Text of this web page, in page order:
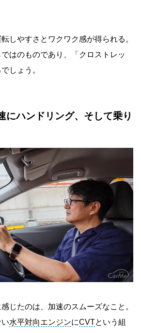
しやすさとワクワク感が得られる。
はのものであり、「クロストレッ
しょう。
にハンドリング、そして乗り
じたのは、加速のスムーズなこと。
水平対向エンジンにCVTという組